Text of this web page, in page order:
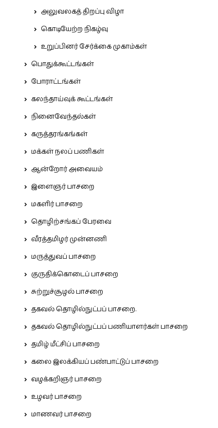
அலுவலகத் திறப்பு விழா
கொடியேற்ற நிகழ்வு
உறுப்பினர் சேர்க்கை முகாம்கள்
பொதுக்கூட்டங்கள்
போராட்டங்கள்
கலந்தாய்வுக் கூட்டங்கள்
நினைவேந்தல்கள்
கருத்தரங்கங்கள்
மக்கள் நலப் பணிகள்
ஆன்றோர் அவையம்
இளைஞர் பாசறை
மகளிர் பாசறை
தொழிற்சங்கப் பேரவை
வீரத்தமிழர் முன்னணி
மருத்துவப் பாசறை
குருதிக்கொடைப் பாசறை
சுற்றுச்சூழல் பாசறை
தகவல் தொழில்நுட்பப் பாசறை.
தகவல் தொழில்நுட்பப் பணியாளர்கள் பாசறை
தமிழ் மீட்சிப் பாசறை
கலை இலக்கியப் பண்பாட்டுப் பாசறை
வழக்கறிஞர் பாசறை
உழவர் பாசறை
மாணவர் பாசறை